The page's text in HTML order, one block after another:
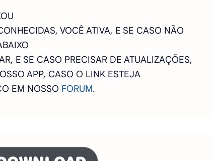
VOCÊ ATIVA, E SE CASO NÃO
E SE CASO PRECISAR DE ATUALIZAÇÕES,
APP, CASO O LINK ESTEJA
EM NOSSO FORUM.